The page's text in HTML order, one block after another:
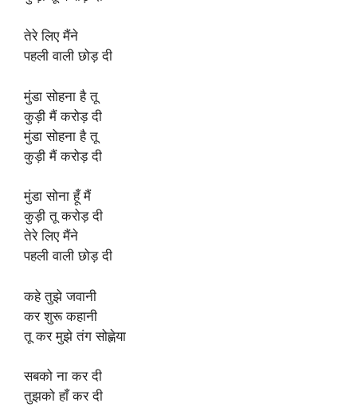
तेरे लिए मैंने
पहली वाली छोड़ दी
मुंडा सोहना है तू
कुड़ी मैं करोड़ दी
मुंडा सोहना है तू
कुड़ी मैं करोड़ दी
मुंडा सोना हूँ मैं
कुड़ी तू करोड़ दी
तेरे लिए मैंने
पहली वाली छोड़ दी
कहे तुझे जवानी
कर शुरू कहानी
तू कर मुझे तंग सोह्णेया
सबको ना कर दी
तुझको हाँ कर दी